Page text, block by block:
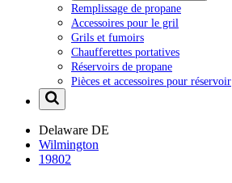
Remplissage de propane
Accessoires pour le gril
Grils et fumoirs
Chaufferettes portatives
Réservoirs de propane
Pièces et accessoires pour réservoir
Delaware DE
Wilmington
19802